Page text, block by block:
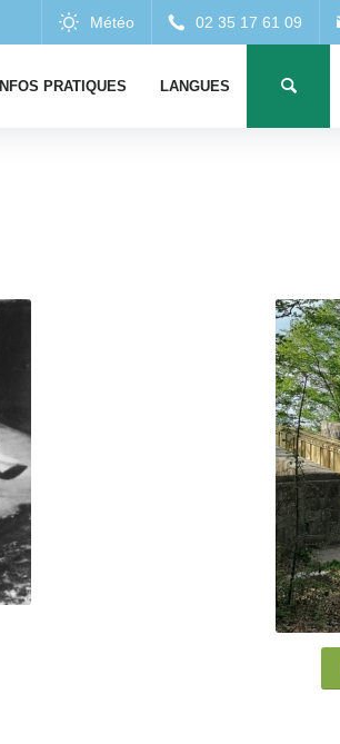
INFOS PRATIQUES LANGUES